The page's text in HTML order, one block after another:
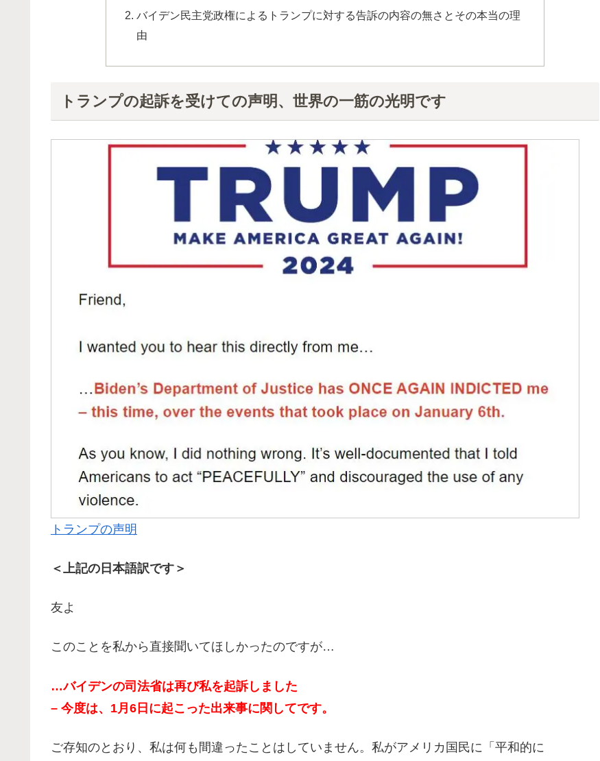
バイデン民主党政権によるトランプに対する告訴の内容の無さとその本当の理
由
トランプの起訴を受けての声明、世界の一筋の光明です
トランプの声明
＜上記の日本語訳です＞
友よ
このことを私から直接聞いてほしかったのですが…
…バイデンの司法省は再び私を起訴しました
– 今度は、1月6日に起こった出来事に関してです。
ご存知のとおり、私は何も間違ったことはしていません。私がアメリカ国民に「平和的に